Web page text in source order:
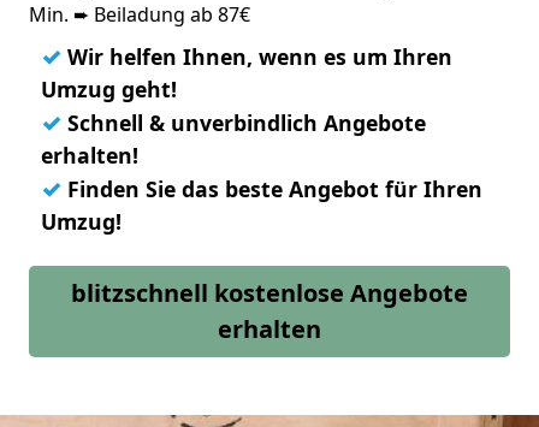
Min. ➨ Beiladung ab 87€
✓ Wir helfen Ihnen, wenn es um Ihren
Umzug geht!
✓ Schnell & unverbindlich Angebote
erhalten!
✓ Finden Sie das beste Angebot für Ihren
Umzug!
blitzschnell kostenlose Angebote
erhalten